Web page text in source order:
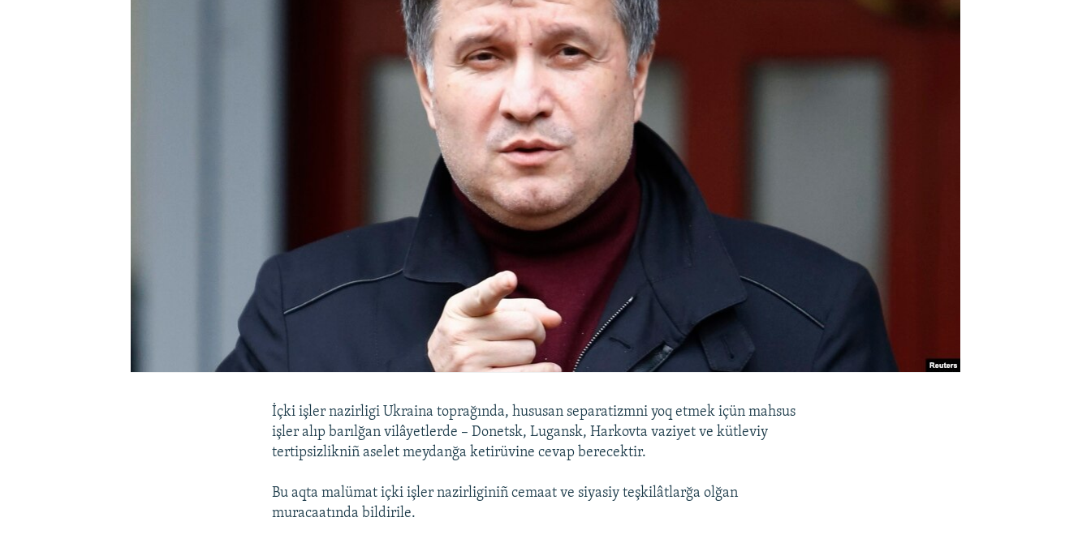
İçki işler nazirligi Ukraina toprağında, hususan separatizmni yoq etmek içün mahsus
işler alıp barılğan vilâyetlerde – Donetsk, Lugansk, Harkovta vaziyet ve kütleviy
tertipsizlikniñ aselet meydanğa ketirüvine cevap berecektir.
Bu aqta malümat içki işler nazirliginiñ cemaat ve siyasiy teşkilâtlarğa olğan
muracaatında bildirile.